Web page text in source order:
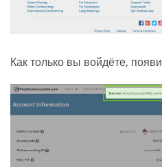
Как только вы войдёте,